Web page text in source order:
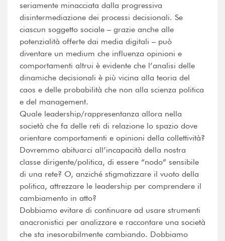
seriamente minacciata dalla progressiva
disintermediazione dei processi decisionali. Se
ciascun soggetto sociale – grazie anche alle
potenzialità offerte dai media digitali – può
diventare un medium che influenza opinioni e
comportamenti altrui è evidente che l’analisi delle
dinamiche decisionali è più vicina alla teoria del
caos e delle probabilità che non alla scienza politica
e del management.
Quale leadership/rappresentanza allora nella
società che fa delle reti di relazione lo spazio dove
orientare comportamenti e opinioni della collettività?
Dovremmo abituarci all’incapacità della nostra
classe dirigente/politica, di essere “nodo” sensibile
di una rete? O, anziché stigmatizzare il vuoto della
politica, attrezzare le leadership per comprendere il
cambiamento in atto?
Dobbiamo evitare di continuare ad usare strumenti
anacronistici per analizzare e raccontare una società
che sta inesorabilmente cambiando. Dobbiamo